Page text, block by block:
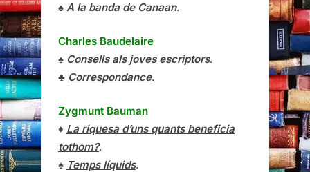
♠ A la banda de Canaan.
Charles Baudelaire
♠ Consells als joves escriptors.
♣ Correspondance.
Zygmunt Bauman
♦ La riquesa d’uns quants beneficia
tothom?.
♠ Temps líquids.